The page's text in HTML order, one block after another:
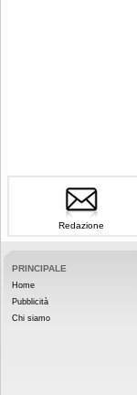
Redazione
PRINCIPALE
Home
Pubblicità
Chi siamo